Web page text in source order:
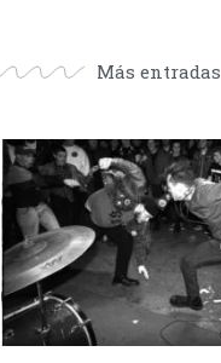
Más entradas